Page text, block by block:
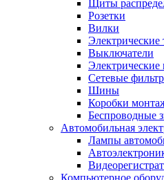
Щиты
Розетки
Вилки
Выключатели
Электрические
Сетевые
Шины
Коробки
Беспроводные
Автомобильная
Лампы
Компьютерное